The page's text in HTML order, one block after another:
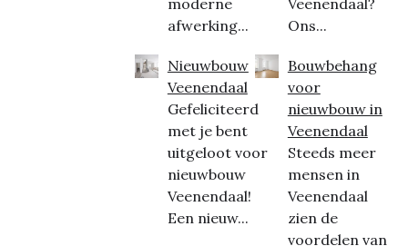
afwerking...
Nieuwbouw
Veenendaal
Gefeliciteerd
met je bent
uitgeloot voor
nieuwbouw
Veenendaal!
Een nieuw...
Ons...
Bouwbehang
voor
nieuwbouw in
Veenendaal
Steeds meer
mensen in
Veenendaal
zien de
voordelen van